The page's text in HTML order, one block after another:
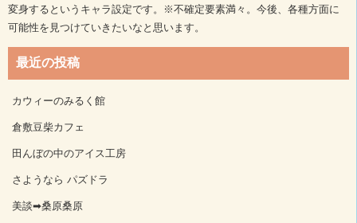
変身するというキャラ設定です。※不確定要素満々。今後、各種方面に
可能性を見つけていきたいなと思います。
最近の投稿
カウィーのみるく館
倉敷豆柴カフェ
田んぼの中のアイス工房
さようなら パズドラ
美談➡桑原桑原